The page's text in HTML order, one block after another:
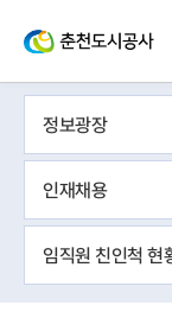
정보광장
인재채용
임직원 친인척 현